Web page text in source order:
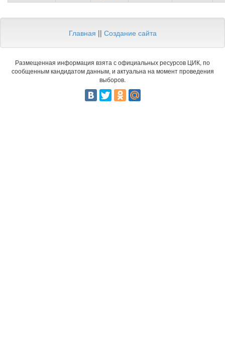
Главная || Создание сайта
Размещенная информация взята с официальных ресурсов ЦИК, по
сообщенным кандидатом данным, и актуальна на момент проведения
выборов.